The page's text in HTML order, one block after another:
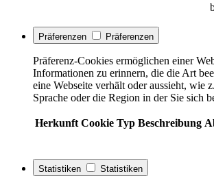
Präferenzen Präferenzen
Präferenz-Cookies ermöglichen einer
Informationen zu erinnern, die die Art
eine Webseite verhält oder aussieht, wie
Sprache oder die Region in der Sie sich
Herkunft Cookie Typ Beschreibung
Statistiken Statistiken